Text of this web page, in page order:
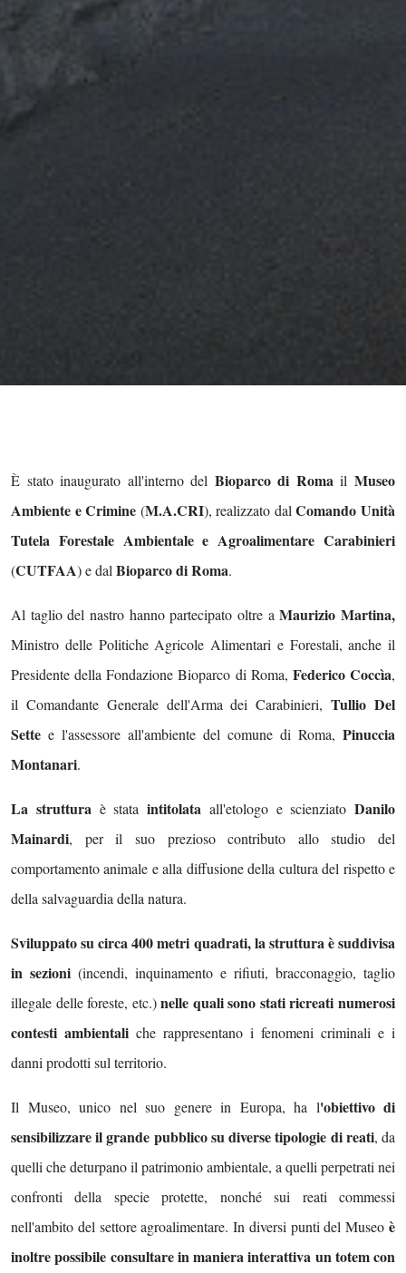
È stato inaugurato all'interno del Bioparco di Roma ilMuseo
Ambiente e Crimine (M.A.CRI), realizzato dalComando Unità
Tutela Forestale Ambientale e Agroalimentare Carabinieri
(CUTFAA) e dal Bioparco di Roma.
Al taglio del nastro hanno partecipato oltre aMaurizio Martina,
Ministro delle Politiche Agricole Alimentari e Forestali, anche il
Presidente della Fondazione Bioparco di Roma, Federico Coccìa,
il Comandante Generale dell'Arma dei Carabinieri,Tullio Del
Sette e l'assessore all'ambiente del comune di Roma, Pinuccia
Montanari.
La struttura è stata intitolata all'etologo e scienziato Danilo
Mainardi, per il suo prezioso contributo allo studio del
comportamento animale e alla diffusione della cultura del rispetto e
della salvaguardia della natura.
Sviluppato su circa 400 metri quadrati, la struttura è suddivisa
in sezioni (incendi, inquinamento e rifiuti, bracconaggio, taglio
illegale delle foreste, etc.)nelle quali sono stati ricreati numerosi
contesti ambientali che rappresentano i fenomeni criminali e i
danni prodotti sul territorio.
Il Museo, unico nel suo genere in Europa, ha l'obiettivo di
sensibilizzare il grande pubblico su diverse tipologie di reati, da
quelli che deturpano il patrimonio ambientale, a quelli perpetrati nei
confronti della specie protette, nonché sui reati commessi
nell'ambito del settore agroalimentare. In diversi punti del Museo è
inoltre possibile consultare in maniera interattiva un totem con